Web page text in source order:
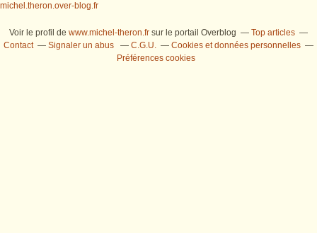
michel.theron.over-blog.fr
Voir le profil de www.michel-theron.fr sur le portail Overblog
Top articles
Contact
Signaler un abus C.G.U.
Cookies et données personnelles
Préférences cookies